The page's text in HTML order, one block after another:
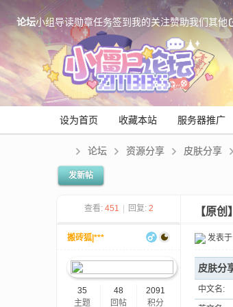
论坛小组导读勋章任务签到我的关注赞助我们其他
设为首页 收藏本站 服务器推广
论坛 资源分享 皮肤分享
发新帖
查看: 451 回复: 2 【原
搬砖狐|***
35
主题
48
回帖
2091
积分
发表
皮肤分
中文名: